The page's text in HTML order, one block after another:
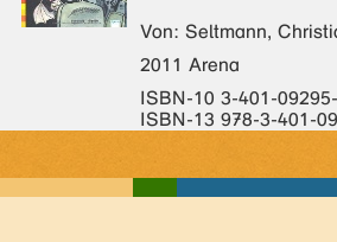
Von: Seltmann,
2011 Arena
ISBN-10 3-401-
ISBN-13 978-3-401-